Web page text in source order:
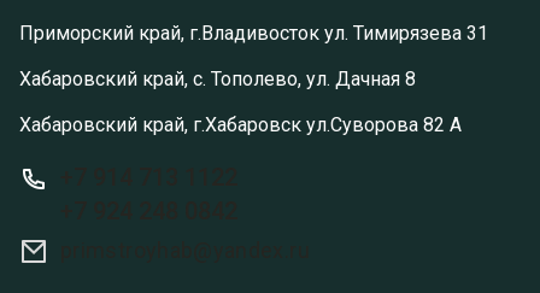
Приморский край, г.Владивосток ул. Тимирязева 31
Хабаровский край, с. Тополево, ул. Дачная 8
Хабаровский край, г.Хабаровск ул.Суворова 82 А